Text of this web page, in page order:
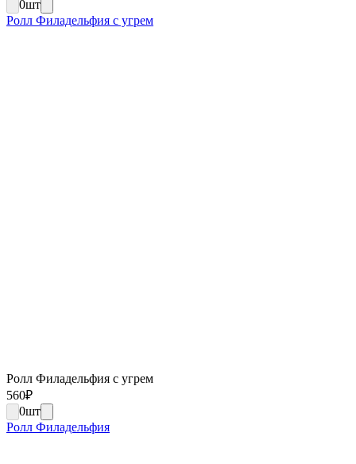
0шт
Ролл Филадельфия с угрем
Ролл Филадельфия с угрем
560₽
0шт
Ролл Филадельфия